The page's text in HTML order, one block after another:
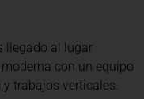
llegado al lugar
con un equipo
trabajos verticales.